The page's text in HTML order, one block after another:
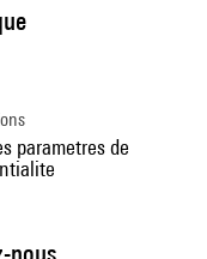
parametres de